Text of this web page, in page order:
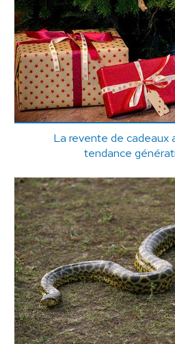
La revente de cadeaux
tendance